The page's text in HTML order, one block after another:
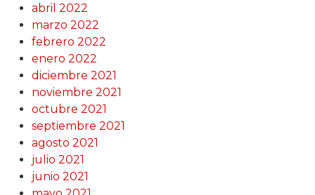
abril 2022
marzo 2022
febrero 2022
enero 2022
diciembre 2021
noviembre 2021
octubre 2021
septiembre 2021
agosto 2021
julio 2021
junio 2021